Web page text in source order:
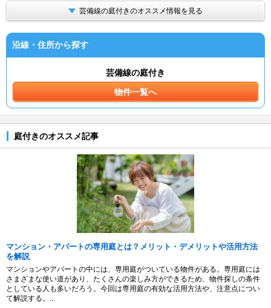
芸備線の庭付きのオススメ情報を見る
沿線・住所から探す
芸備線の庭付き
物件一覧へ
庭付きのオススメ記事
マンション・アパートの専用庭とは？メリット・デメリットや活用方法
を解説
マンションやアパートの中には、専用庭がついている物件がある。専用庭には
さまざまな使い道があり、たくさんの楽しみ方ができるため、物件探しの条件
としている人も多いだろう。今回は専用庭の有効な活用方法や、注意点につい
て解説する。...